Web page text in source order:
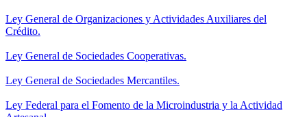
Ley General de Organizaciones y Actividades Auxiliares del
Crédito.
Ley General de Sociedades Cooperativas.
Ley General de Sociedades Mercantiles.
Ley Federal para el Fomento de la Microindustria y la Actividad